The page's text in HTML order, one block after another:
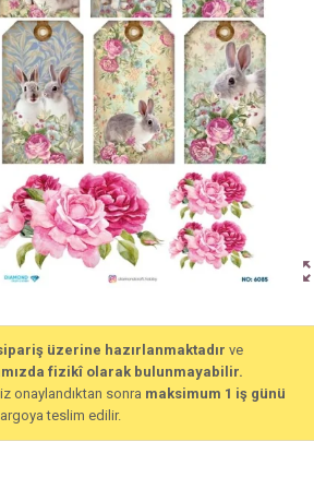
üzerine hazırlanmaktadır ve
fizikî olarak bulunmayabilir.
onaylandıktan sonra maksimum 1 iş günü
teslim edilir.